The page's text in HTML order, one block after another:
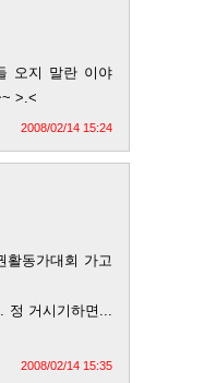
오지 말란 이야
>.<
2008/02/14 15:24
동가대회 가고
거시기하면...
2008/02/14 15:35